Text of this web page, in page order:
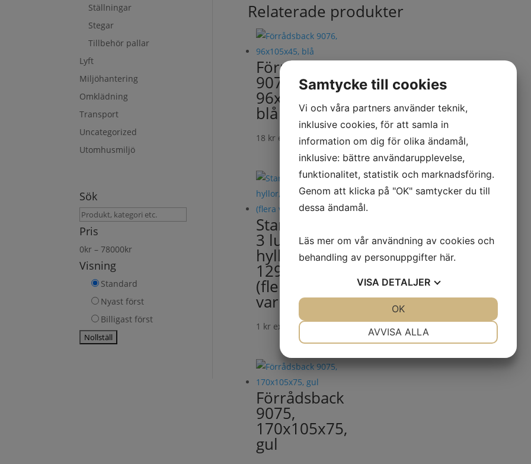
Ställningar
Stegar
Tillbehör pallar
Lyft
Miljöhantering
Omklädning
Transport
Uncategorized
Utomhusmiljö
Sök
Sök
produkt
Pris
0kr –78000kr
Visning
Standard
Nyast först
Billigast först
Relaterade produkter
Förrådsback
9076,
96x105x45,
blå
18 kr ex. moms
Start hyllställ
3 lutande
hyllor, Bredd
1292 mm
(flera
varianter)
1 kr ex. moms
Förrådsback
9075,
170x105x75,
gul
Samtycke till cookies
Vi och våra partners använder teknik,
inklusive cookies, för att samla in
information om dig för olika ändamål,
inklusive: bättre användarupplevelse,
funktionalitet, statistik och marknadsföring.
Genom att klicka på "OK" samtycker du till
dessa ändamål.
Läs mer om vår användning av cookies och
behandling av personuppgifter här.
VISA DETALJER
MARKNADSFÖRING
AVVISA ALLA
OK